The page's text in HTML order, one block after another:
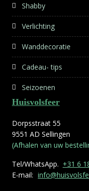
Shabby
Verlichting
Wanddecoratie
Cadeau- tips
Seizoenen
Huisvolsfeer
Dorpsstraat 55
9551 AD Sellingen
(Afhalen van uw
Tel/WhatsApp. +31 6
E-mail: